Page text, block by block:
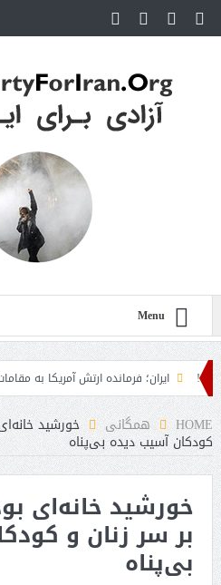
Menu
ایران؛ فرمانده ارتش آمریکا به مقامات
HOME همگانی خورشید
کودکان آسیب دیده بی‌پناه
خورشید خانه‌ای
بر سر زنان و
بی‌پناه